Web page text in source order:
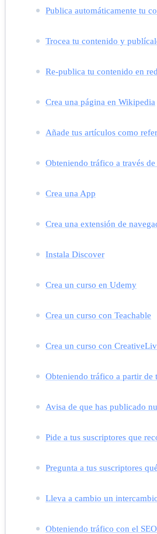
Publica automáticamente tu
Trocea tu contenido y
Re-publica tu contenido en
Crea una página en Wikipedia
Añade tus artículos como
Obteniendo tráfico a través
Crea una App
Crea una extensión de
Instala Discover
Crea un curso en Udemy
Crea un curso con Teachable
Crea un curso con
Obteniendo tráfico a partir de
Avisa de que has publicado
Pide a tus suscriptores que
Pregunta a tus suscriptores
Lleva a cambio un
Obteniendo tráfico con el SEO